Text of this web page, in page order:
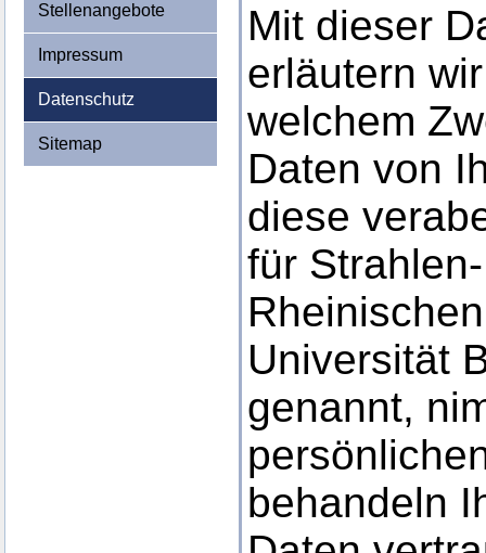
Stellenangebote
Impressum
Datenschutz
Sitemap
Mit dieser
erläutern
welchem
Daten von
diese
für
Universität
genannt,
behandeln